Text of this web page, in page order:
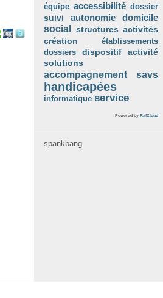
équipe accessibilité dossier
suivi autonomie domicile
social structures activités
création
établissements
dossiers
dispositif
activité
solutions
accompagnement savs
handicapées
informatique service
Powered by RafCloud
spankbang